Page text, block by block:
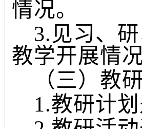
情况。
3.见习、
教学开展情况
（三）教
1.教研计